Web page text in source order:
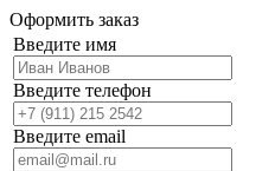
Оформить заказ
Введите имя
Введите телефон
Введите email